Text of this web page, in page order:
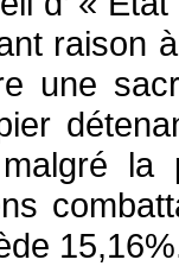
raison
une
la